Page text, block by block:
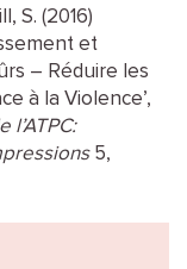
S. (2016)
et
– Réduire les
à la Violence’,
l’ATPC:
5,